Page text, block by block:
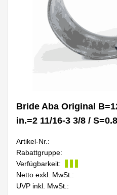
Bride Aba Original
in.=2 11/16-3 3/8 /
Artikel-Nr.:
Rabattgruppe:
Verfügbarkeit:
Netto exkl. MwSt.:
UVP inkl. MwSt.: